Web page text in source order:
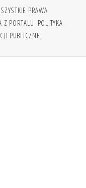
PRAWA
Z PORTALU POLITYKA
PUBLICZNEJ